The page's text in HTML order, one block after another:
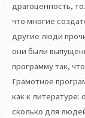
драгоценность,
что многие
другие люди
они были
программу так,
Грамотное
как к литературе:
сколько для